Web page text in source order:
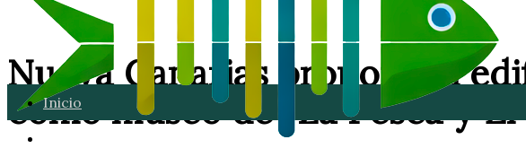
Inicio
Nueva Canarias propone el
como museo de “La Pesca y